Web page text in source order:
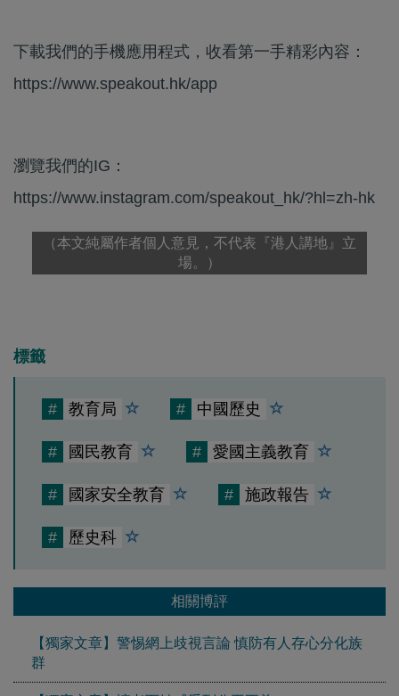
下載我們的手機應用程式，收看第一手精彩內容：
https://www.speakout.hk/app
瀏覽我們的IG：
https://www.instagram.com/speakout_hk/?hl=zh-hk
（本文純屬作者個人意見，不代表『港人講地』立
場。）
標籤
# 教育局 # 中國歷史
# 國民教育 # 愛國主義教育
# 國家安全教育 # 施政報告
# 歷史科
相關博評
【獨家文章】警惕網上歧視言論 慎防有人存心分化族
群